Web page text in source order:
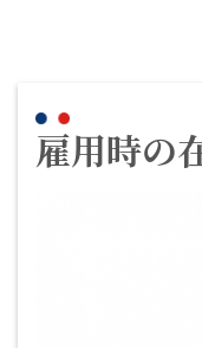
雇用時の